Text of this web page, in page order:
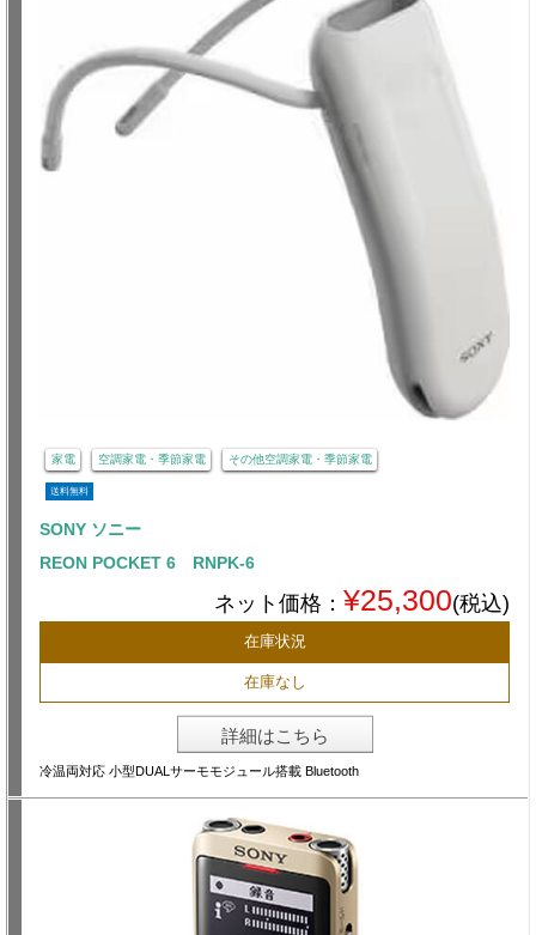
家電 空調家電・季節家電 その他空調家電・季節家電
送料無料
SONY ソニー
REON POCKET 6 RNPK-6
ネット価格： ¥25,300(税込)
在庫状況
在庫なし
詳細はこちら
冷温両対応 小型DUALサーモモジュール搭載 Bluetooth